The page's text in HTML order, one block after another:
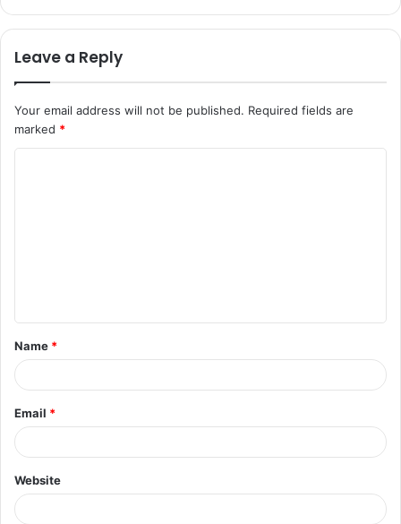
Leave a Reply
Your email address will not be published. Required fields are
marked *
Name *
Email *
Website